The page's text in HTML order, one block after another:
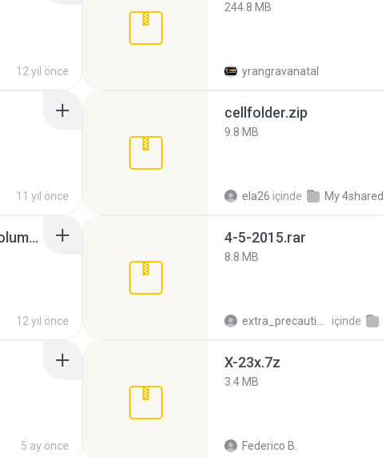
12 yıl önce
244.8 MB
yrangravanatal
11 yıl önce
cellfolder.zip
9.8 MB
ela26 içinde My 4shared
Junior Miss Pageant 1999 Series (Volume I Part I NC 6).7z
12 yıl önce
4-5-2015.rar
8.8 MB
içinde
5 ay önce
X-23x.7z
3.4 MB
Federico B.